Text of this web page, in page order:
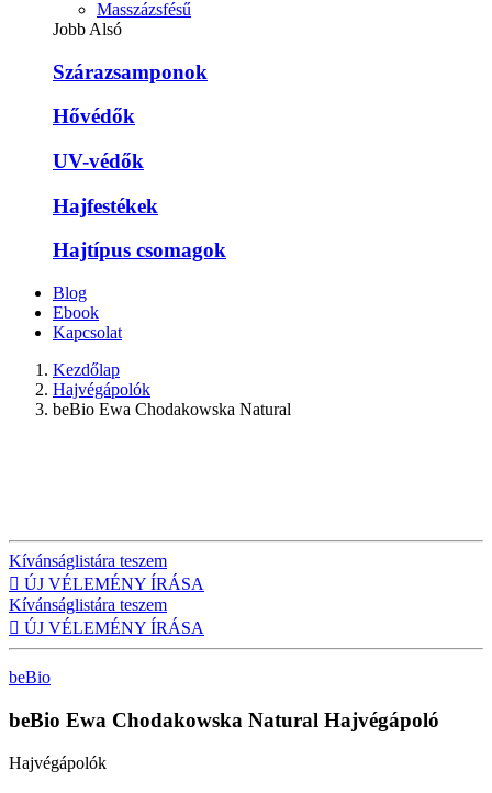
Masszázsfésű
Jobb Alsó
Szárazsamponok
Hővédők
UV-védők
Hajfestékek
Hajtípus csomagok
Blog
Ebook
Kapcsolat
Kezdőlap
Hajvégápolók
beBio Ewa Chodakowska Natural
Kívánságlistára teszem
 ÚJ VÉLEMÉNY ÍRÁSA
Kívánságlistára teszem
 ÚJ VÉLEMÉNY ÍRÁSA
beBio
beBio Ewa Chodakowska Natural Hajvégápoló
Hajvégápolók